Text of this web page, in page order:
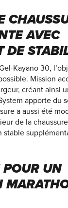
AVEC
DE
Kayano 30,
Mission
créant ainsi
apporte du
a aussi été
de la
stable
POUR UN